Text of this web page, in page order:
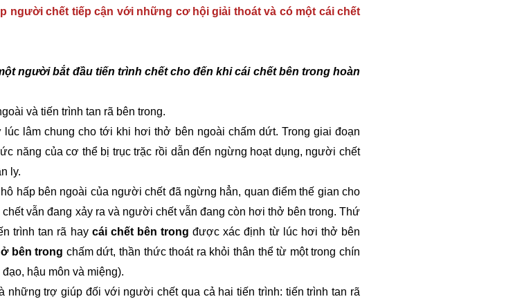
người chết tiếp cận với những cơ hội giải thoát và có một cái chết
người bắt đầu tiến trình chết cho đến khi cái chết bên trong hoàn
và tiến trình tan rã bên trong.
lâm chung cho tới khi hơi thở bên ngoài chấm dứt. Trong giai đoạn
năng của cơ thể bị trục trặc rồi dẫn đến ngừng hoạt dụng, người chết
ly.
hấp bên ngoài của người chết đã ngừng hẳn, quan điểm thế gian cho
vẫn đang xảy ra và người chết vẫn đang còn hơi thở bên trong. Thứ
trình tan rã hay cái chết bên trongđược xác định từ lúc hơi thở bên
bên trong chấm dứt, thần thức thoát ra khỏi thân thể từ một trong chín
hậu môn và miệng).
những trợ giúp đối với người chết qua cả hai tiến trình: tiến trình tan rã